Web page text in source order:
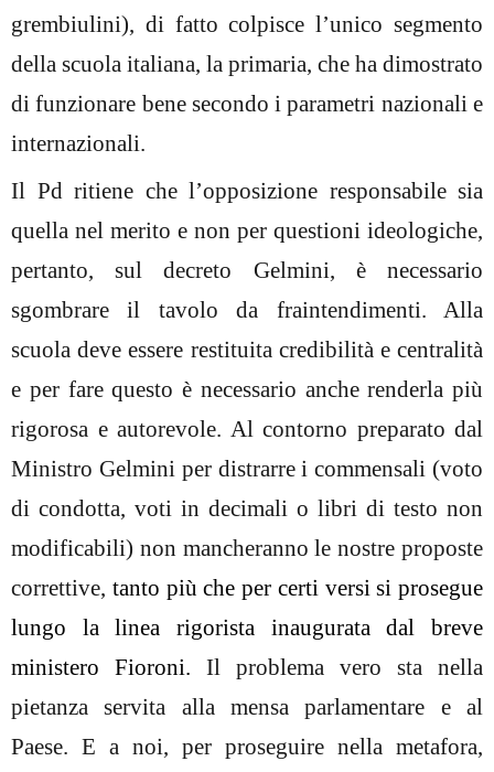
grembiulini), di fatto colpisce l’unico segmento
della scuola italiana, la primaria, che ha dimostrato
di funzionare bene secondo i parametri nazionali e
internazionali.
Il Pd ritiene che l’opposizione responsabile sia
quella nel merito e non per questioni ideologiche,
pertanto, sul decreto Gelmini, è necessario
sgombrare il tavolo da fraintendimenti. Alla
scuola deve essere restituita credibilità e centralità
e per fare questo è necessario anche renderla più
rigorosa e autorevole. Al contorno preparato dal
Ministro Gelmini per distrarre i commensali (voto
di condotta, voti in decimali o libri di testo non
modificabili) non mancheranno le nostre proposte
correttive, tanto più che per certi versi si prosegue
lungo la linea rigorista inaugurata dal breve
ministero Fioroni. Il problema vero sta nella
pietanza servita alla mensa parlamentare e al
Paese. E a noi, per proseguire nella metafora,